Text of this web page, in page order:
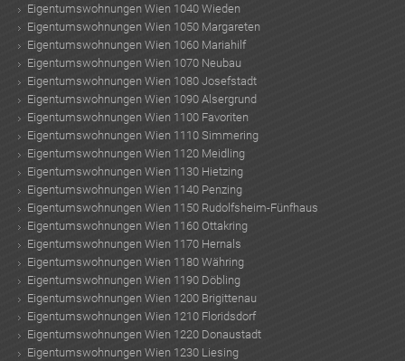
Eigentumswohnungen Wien 1040 Wieden
Eigentumswohnungen Wien 1050 Margareten
Eigentumswohnungen Wien 1060 Mariahilf
Eigentumswohnungen Wien 1070 Neubau
Eigentumswohnungen Wien 1080 Josefstadt
Eigentumswohnungen Wien 1090 Alsergrund
Eigentumswohnungen Wien 1100 Favoriten
Eigentumswohnungen Wien 1110 Simmering
Eigentumswohnungen Wien 1120 Meidling
Eigentumswohnungen Wien 1130 Hietzing
Eigentumswohnungen Wien 1140 Penzing
Eigentumswohnungen Wien 1150 Rudolfsheim-Fünfhaus
Eigentumswohnungen Wien 1160 Ottakring
Eigentumswohnungen Wien 1170 Hernals
Eigentumswohnungen Wien 1180 Währing
Eigentumswohnungen Wien 1190 Döbling
Eigentumswohnungen Wien 1200 Brigittenau
Eigentumswohnungen Wien 1210 Floridsdorf
Eigentumswohnungen Wien 1220 Donaustadt
Eigentumswohnungen Wien 1230 Liesing